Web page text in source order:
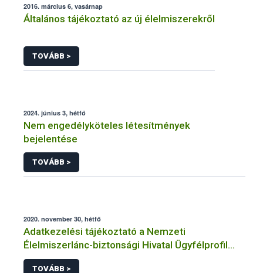
2016. március 6, vasárnap
Általános tájékoztató az új élelmiszerekről
TOVÁBB >
2024. június 3, hétfő
Nem engedélyköteles létesítmények
bejelentése
TOVÁBB >
2020. november 30, hétfő
Adatkezelési tájékoztató a Nemzeti
Élelmiszerlánc-biztonsági Hivatal Ügyfélprofil
Rendszerben állatgyógyászati termékek
TOVÁBB >